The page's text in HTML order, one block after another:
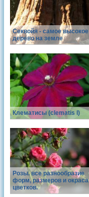
Cеквойя - самое высокое
дерево на земле
Клематисы (clematis l)
Розы. все разнообразие
форм, размеров и окраса
цветков.